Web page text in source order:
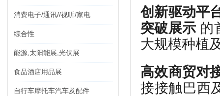
消费电子/通讯//视听/家电
综合性
能源,太阳能展,光伏展
食品酒店用品展
自行车摩托车汽车及配件
创新驱动平
突破展示 的
大规模种植
高效商贸对
接接触巴西